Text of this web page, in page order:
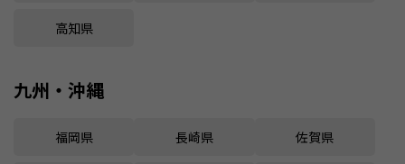
高知県
九州・沖縄
福岡県 長崎県 佐賀県